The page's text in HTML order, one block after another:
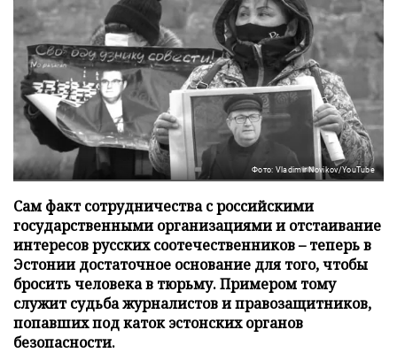
Фото: Vladimir Novikov/YouTube
Сам факт сотрудничества с российскими
государственными организациями и отстаивание
интересов русских соотечественников – теперь в
Эстонии достаточное основание для того, чтобы
бросить человека в тюрьму. Примером тому
служит судьба журналистов и правозащитников,
попавших под каток эстонских органов
безопасности.